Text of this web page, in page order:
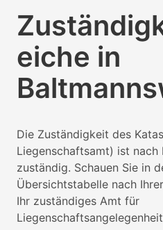
eiche in
Die Zuständigkeit des
Liegenschaftsamt) ist nach
zuständig. Schauen Sie in
Übersichtstabelle nach
Ihr zuständiges Amt für